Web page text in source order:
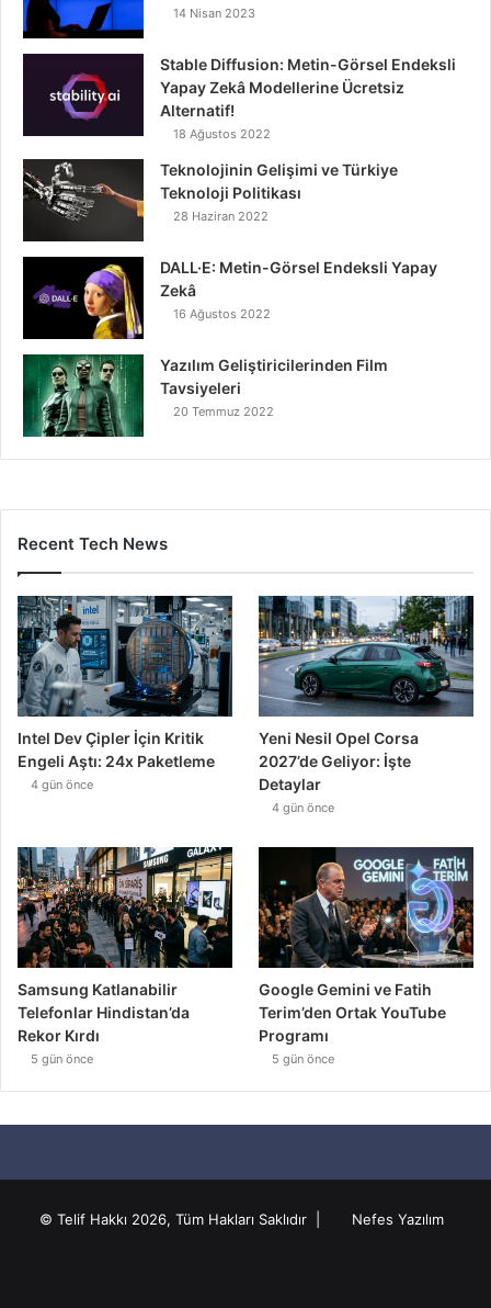
14 Nisan 2023
Stable Diffusion: Metin-Görsel Endeksli
Yapay Zekâ Modellerine Ücretsiz
Alternatif!
18 Ağustos 2022
Teknolojinin Gelişimi ve Türkiye
Teknoloji Politikası
28 Haziran 2022
DALL·E: Metin-Görsel Endeksli Yapay
Zekâ
16 Ağustos 2022
Yazılım Geliştiricilerinden Film
Tavsiyeleri
20 Temmuz 2022
Recent Tech News
Intel Dev Çipler İçin Kritik
Engeli Aştı: 24x Paketleme
4 gün önce
Yeni Nesil Opel Corsa
2027’de Geliyor: İşte
Detaylar
4 gün önce
Samsung Katlanabilir
Telefonlar Hindistan’da
Rekor Kırdı
5 gün önce
Google Gemini ve Fatih
Terim’den Ortak YouTube
Programı
5 gün önce
© Telif Hakkı 2026, Tüm Hakları Saklıdır | Nefes Yazılım